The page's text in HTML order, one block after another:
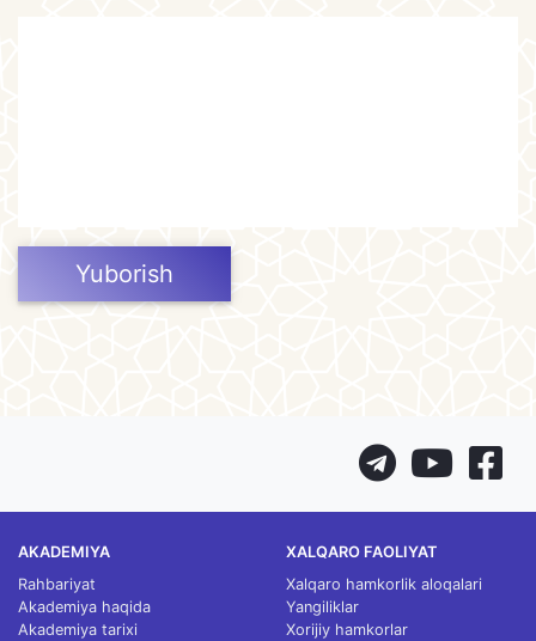
Yuborish
AKADEMIYA
Rahbariyat
Akademiya haqida
Akademiya tarixi
XALQARO FAOLIYAT
Xalqaro hamkorlik aloqalari
Yangiliklar
Xorijiy hamkorlar